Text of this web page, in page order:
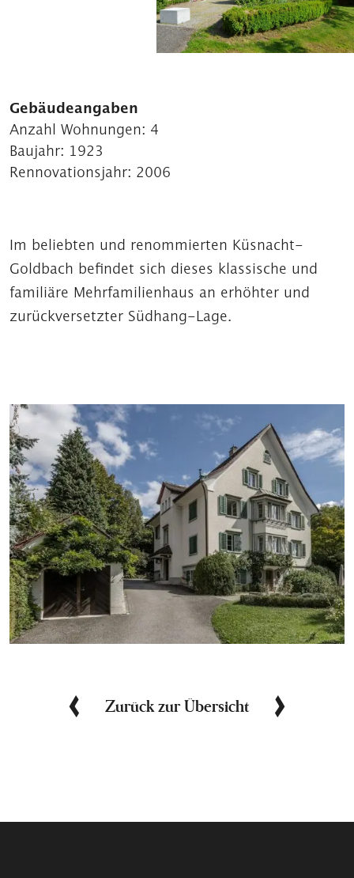
Gebäudeangaben
Anzahl Wohnungen: 4
Baujahr: 1923
Rennovationsjahr: 2006
Im beliebten und renommierten Küsnacht-
Goldbach befindet sich dieses klassische und
familiäre Mehrfamilienhaus an erhöhter und
zurückversetzter Südhang-Lage.
Zurück zur Übersicht